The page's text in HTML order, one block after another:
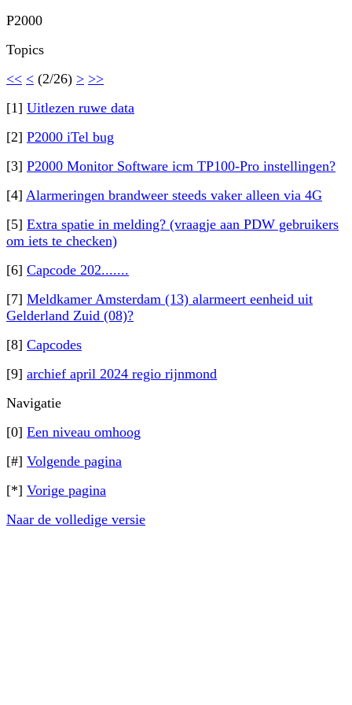
P2000
Topics
<< < (2/26) > >>
[1] Uitlezen ruwe data
[2] P2000 iTel bug
[3] P2000 Monitor Software icm TP100-Pro instellingen?
[4] Alarmeringen brandweer steeds vaker alleen via 4G
[5] Extra spatie in melding? (vraagje aan PDW gebruikers
om iets te checken)
[6] Capcode 202.......
[7] Meldkamer Amsterdam (13) alarmeert eenheid uit
Gelderland Zuid (08)?
[8] Capcodes
[9] archief april 2024 regio rijnmond
Navigatie
[0] Een niveau omhoog
[#] Volgende pagina
[*] Vorige pagina
Naar de volledige versie